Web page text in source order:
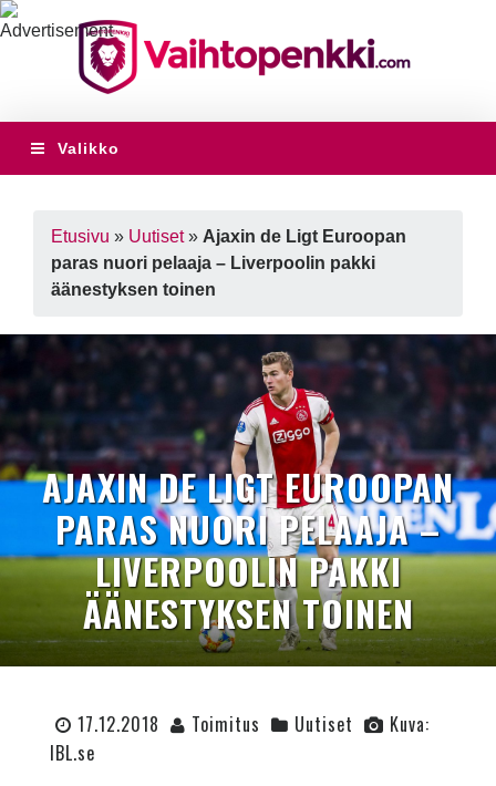
Valikko
Etusivu » Uutiset» Ajaxin de Ligt Euroopan
paras nuori pelaaja – Liverpoolin pakki
äänestyksen toinen
AJAXIN DE LIGT EUROOPAN
PARAS NUORI PELAAJA –
LIVERPOOLIN PAKKI
ÄÄNESTYKSEN TOINEN
17.12.2018 Toimitus Uutiset
Kuva:
IBL.se